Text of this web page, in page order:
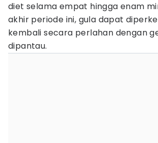
diet selama empat hingga enam
akhir periode ini, gula dapat
kembali secara perlahan dengan
dipantau.